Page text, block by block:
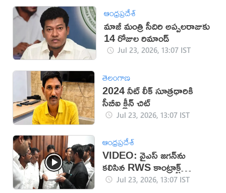
ఆంధ్రప్రదేశ్
మాజీ మంత్రి సీదిరి అప్పలరాజుకు
14 రోజుల రిమాండ్
Jul 23, 2026, 13:07 IST
తెలంగాణ
2024 నీట్‌ లీక్‌ సూత్రధారికి
సీబీఐ క్లీన్‌ చిట్‌
Jul 23, 2026, 13:07 IST
ఆంధ్రప్రదేశ్
VIDEO: వైఎస్ జగన్‌ను
కలిసిన RWS కాంట్రాక్ట్
కార్మికులు
Jul 23, 2026, 13:07 IST